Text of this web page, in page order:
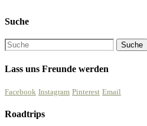
Suche
Lass uns Freunde werden
Facebook Instagram Pinterest Email
Roadtrips